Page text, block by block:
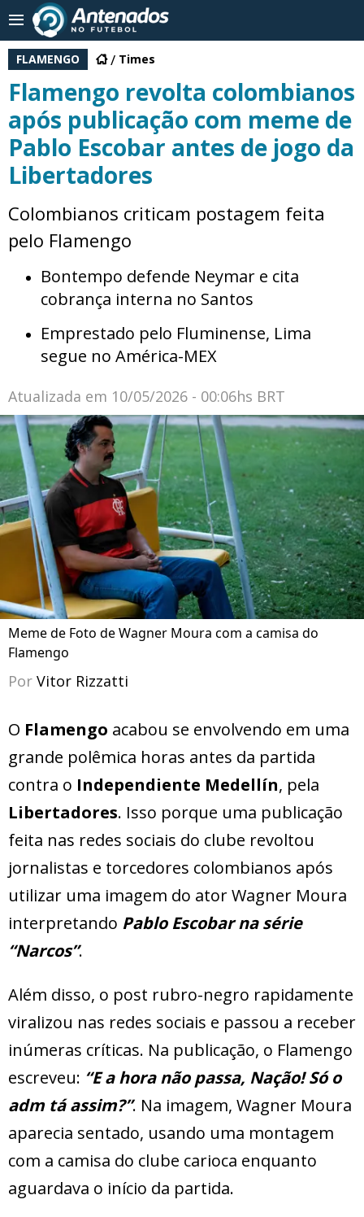
FLAMENGO Times
Flamengo revolta colombianos
após publicação com meme de
Pablo Escobar antes de jogo da
Libertadores
Colombianos criticam postagem feita
pelo Flamengo
Bontempo defende Neymar e cita
cobrança interna no Santos
Emprestado pelo Fluminense, Lima
segue no América-MEX
Atualizada em 10/05/2026 - 00:06hs BRT
Meme de Foto de Wagner Moura com a camisa do
Flamengo
Por Vitor Rizzatti
O Flamengo acabou se envolvendo em uma
grande polêmica horas antes da partida
contra o Independiente Medellín, pela
Libertadores. Isso porque uma publicação
feita nas redes sociais do clube revoltou
jornalistas e torcedores colombianos após
utilizar uma imagem do ator Wagner Moura
interpretando Pablo Escobar na série
“Narcos”.
Além disso, o post rubro-negro rapidamente
viralizou nas redes sociais e passou a receber
inúmeras críticas. Na publicação, o Flamengo
escreveu: “E a hora não passa, Nação! Só o
adm tá assim?”. Na imagem, Wagner Moura
aparecia sentado, usando uma montagem
com a camisa do clube carioca enquanto
aguardava o início da partida.